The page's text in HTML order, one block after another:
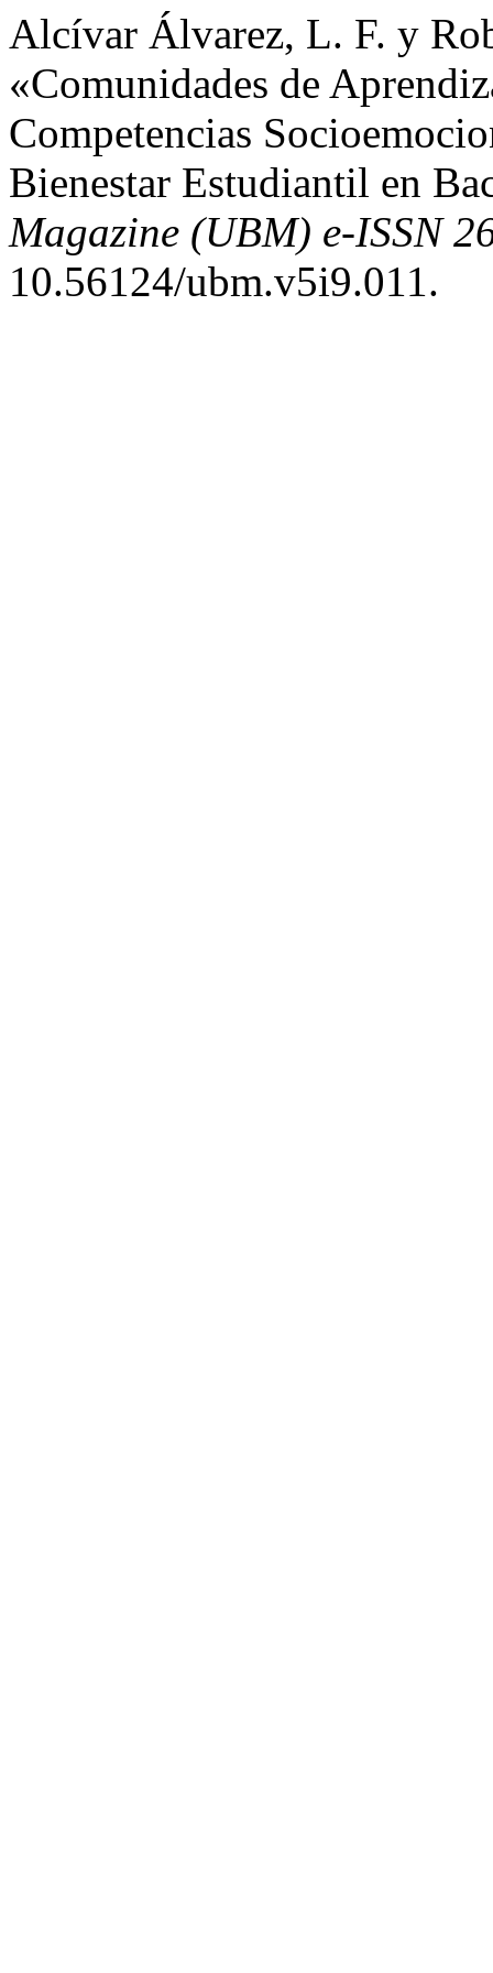
Alcívar Álvarez, L. F. y
«Comunidades de
Competencias
Bienestar Estudiantil en
Magazine (UBM) e-ISSN
10.56124/ubm.v5i9.011.